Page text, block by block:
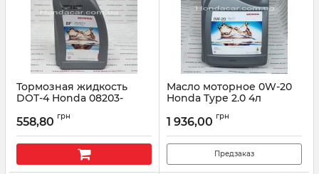
Тормозная жидкость
DOT-4 Honda 08203-
Артикул: 0820399938HE
558,80 грн
Масло моторное 0W-20
Honda Type 2.0 4л
Артикул: 08232P99K4LHE
1 936,00 грн
Предзаказ